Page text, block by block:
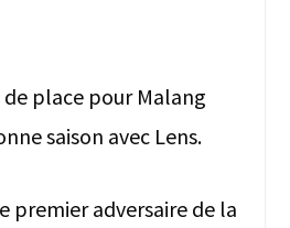
de place pour Malang
saison avec Lens.
premier adversaire de la